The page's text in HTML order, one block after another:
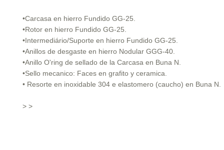
•Carcasa en hierro Fundido GG-25.
•Rotor en hierro Fundido GG-25.
•Intermediário/Suporte en hierro Fundido GG-25.
•Anillos de desgaste en hierro Nodular GGG-40.
•Anillo O'ring de sellado de la Carcasa en Buna N.
•Sello mecanico: Faces en grafito y ceramica.
• Resorte en inoxidable 304 e elastomero (caucho) en Buna N.
> >